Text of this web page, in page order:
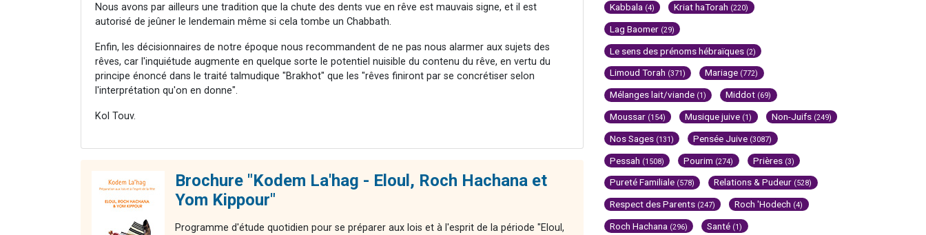
Nous avons par ailleurs une tradition que la chute des dents vue en rêve est mauvais signe, et il est
autorisé de jeûner le lendemain même si cela tombe un Chabbath.
Enfin, les décisionnaires de notre époque nous recommandent de ne pas nous alarmer aux sujets des
rêves, car l'inquiétude augmente en quelque sorte le potentiel nuisible du contenu du rêve, en vertu du
principe énoncé dans le traité talmudique "Brakhot" que les "rêves finiront par se concrétiser selon
l'interprétation qu'on en donne".
Kol Touv.
Brochure "Kodem La'hag - Eloul, Roch Hachana et
Yom Kippour"
Programme d'étude quotidien pour se préparer aux lois et à l'esprit de la période "Eloul,
Kabbala (4) Kriat haTorah (220)
Lag Baomer (29)
Le sens des prénoms hébraïques (2)
Limoud Torah (371) Mariage (772)
Mélanges lait/viande (1) Middot (69)
Moussar (154) Musique juive (1) Non-Juifs (249)
Nos Sages (131) Pensée Juive (3087)
Pessah (1508) Pourim (274) Prières (3)
Pureté Familiale (578) Relations & Pudeur (528)
Respect des Parents (247) Roch 'Hodech (4)
Roch Hachana (296) Santé (1)